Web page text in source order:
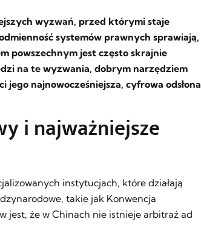
wyzwań, przed którymi staje
systemów prawnych sprawiają,
powszechnym jest często skrajnie
na te wyzwania, dobrym narzędziem
najnowocześniejsza, cyfrowa odsłona
i najważniejsze
instytucjach, które działają
takie jak Konwencja
jest, że w Chinach nie istnieje arbitraż ad